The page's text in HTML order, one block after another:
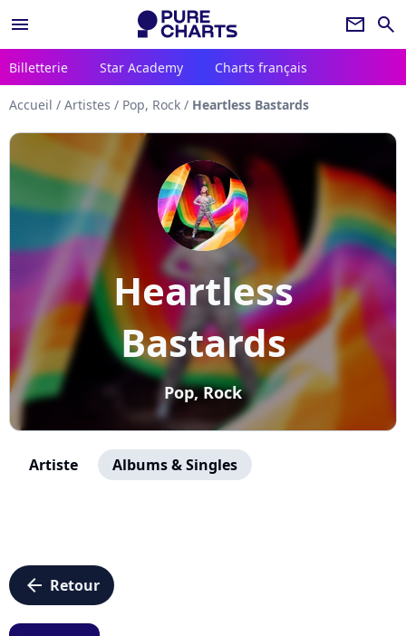
menu newsletter search
Billetterie Star Academy Charts français
Accueil / Artistes / Pop, Rock / Heartless Bastards
Heartless
Bastards
Pop, Rock
Artiste Albums & Singles
arrow_left Retour